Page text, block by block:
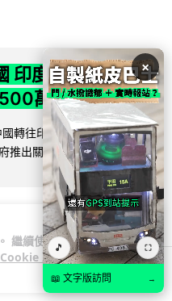
繼續使用
Cookie 政
印度成新機主要
萬部
轉往印度，目標兩年內將
推出關稅豁免及稅務優惠延
×
🎵 ⛶
📖 文字版訪問 →